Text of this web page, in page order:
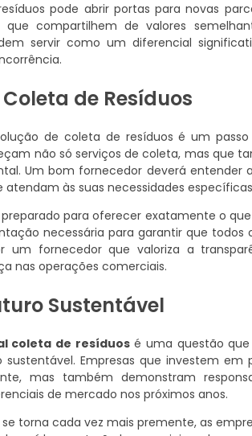
pode abrir portas para novas
compartilhem de valores
servir como um diferencial
de Resíduos
de coleta de resíduos é um
não só serviços de coleta, mas que
Um bom fornecedor deverá entender
às suas necessidades
para oferecer exatamente o
necessária para garantir que todos
um fornecedor que valoriza a
nas operações comerciais.
Sustentável
coleta de resíduosé uma questão
Empresas que investem em
mas também demonstram
de mercado nos próximos anos.
torna cada vez mais premente, as